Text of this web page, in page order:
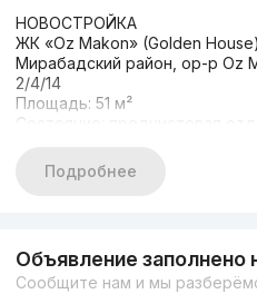
НОВОСТРОЙКА
ЖК «Oz Makon» (Golden House)
Мирабадский район, ор-р Oz
2/4/14
Площадь: 51 м²
Состояние: предчистовая
Кадастр имеется
Цена: 79 500 y.e (мини торг)
Подробнее
Объявление заполнено
Сообщите нам и мы